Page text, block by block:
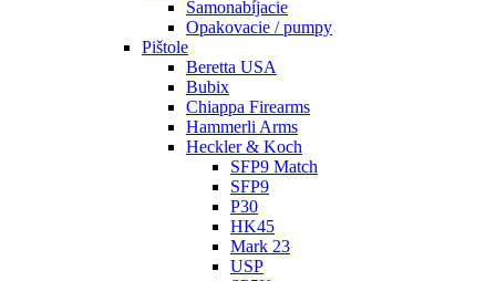
Samonabíjacie
Opakovacie / pumpy
Pištole
Beretta USA
Bubix
Chiappa Firearms
Hammerli Arms
Heckler & Koch
SFP9 Match
SFP9
P30
HK45
Mark 23
USP